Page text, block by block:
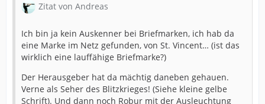
Zitat von Andreas
Ich bin ja kein Auskenner bei Briefmarken, ich hab da
eine Marke im Netz gefunden, von St. Vincent… (ist das
wirklich eine lauffähige Briefmarke?)
Der Herausgeber hat da mächtig daneben gehauen.
Verne als Seher des Blitzkrieges! (Siehe kleine gelbe
Schrift). Und dann noch Robur mit der Ausleuchtung